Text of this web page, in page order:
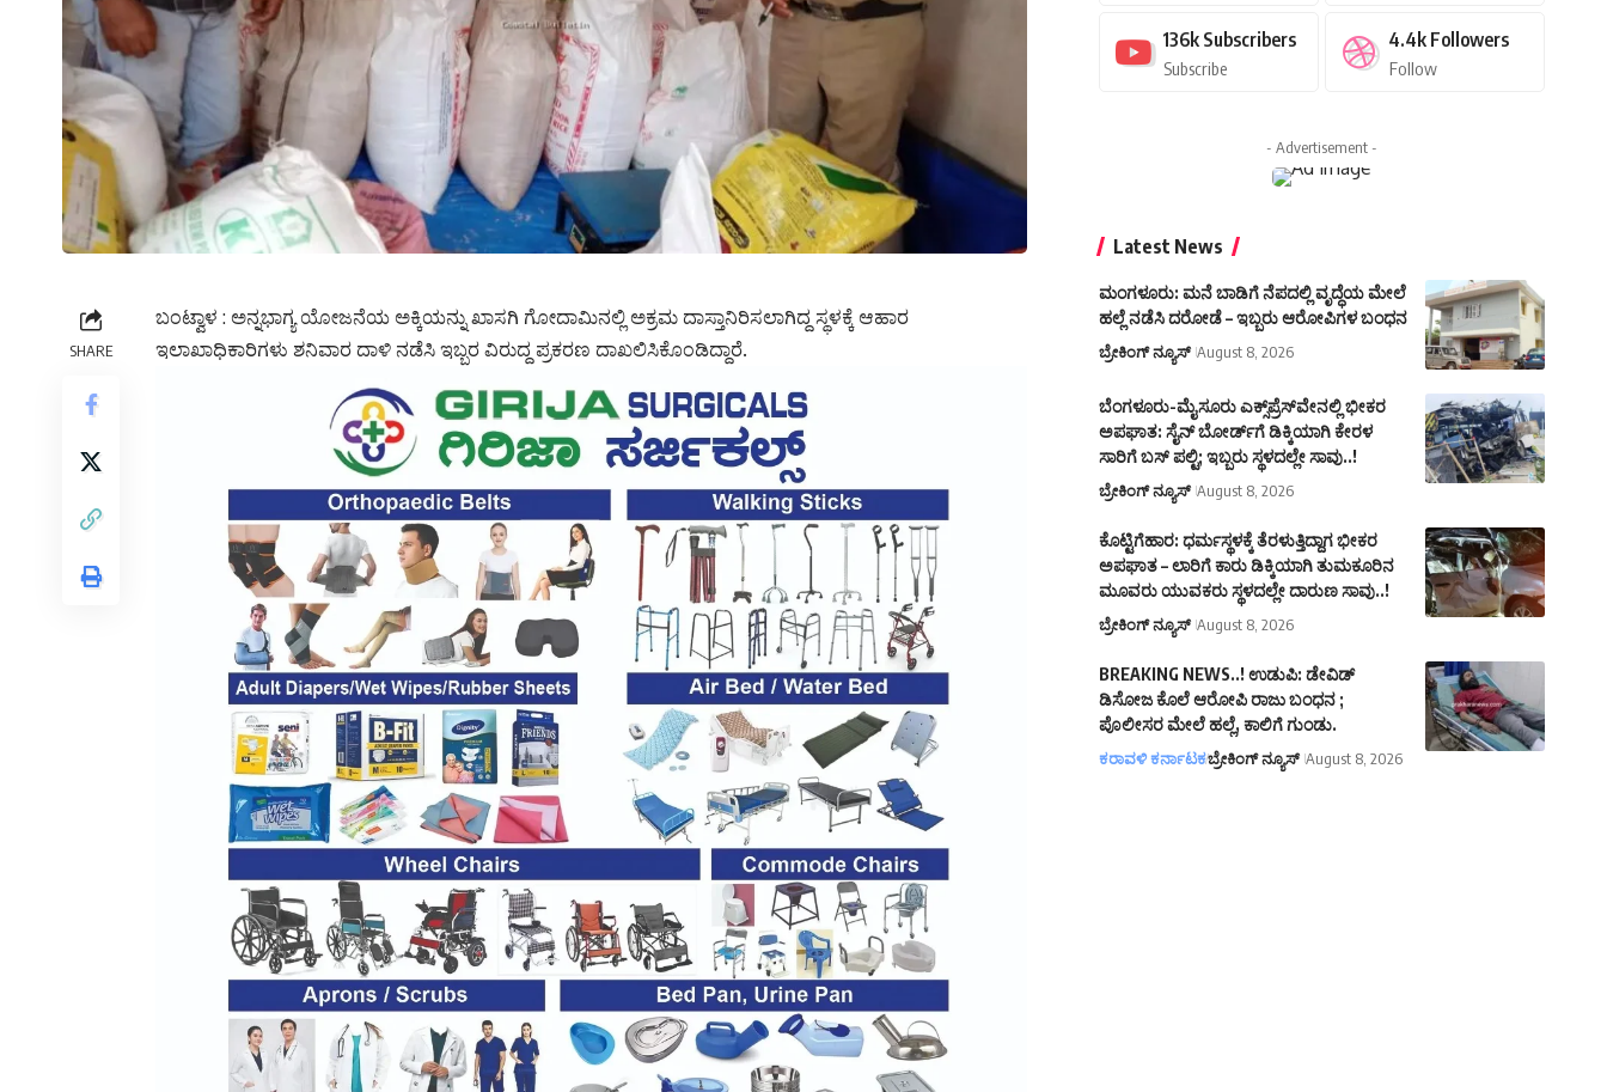
SHARE
ಬಂಟ್ವಾಳ : ಅನ್ನಭಾಗ್ಯ ಯೋಜನೆಯ ಅಕ್ಕಿಯನ್ನು ಖಾಸಗಿ ಗೋದಾಮಿನಲ್ಲಿ ಅಕ್ರಮ ದಾಸ್ತಾನಿರಿಸಲಾಗಿದ್ದ ಸ್ಥಳಕ್ಕೆ ಆಹಾರ
ಇಲಾಖಾಧಿಕಾರಿಗಳು ಶನಿವಾರ ದಾಳಿ ನಡೆಸಿ ಇಬ್ಬರ ವಿರುದ್ದ ಪ್ರಕರಣ ದಾಖಲಿಸಿಕೊಂಡಿದ್ದಾರೆ.
136k Subscribers
Subscribe
4.4k Followers
Follow
- Advertisement -
Latest News
ಮಂಗಳೂರು: ಮನೆ ಬಾಡಿಗೆ ನೆಪದಲ್ಲಿ ವೃದ್ಧೆಯ ಮೇಲೆ
ಹಲ್ಲೆ ನಡೆಸಿ ದರೋಡೆ – ಇಬ್ಬರು ಆರೋಪಿಗಳ ಬಂಧನ
ಬ್ರೇಕಿಂಗ್ ನ್ಯೂಸ್ August 8, 2026
ಬೆಂಗಳೂರು-ಮೈಸೂರು ಎಕ್ಸ್‌ಪ್ರೆಸ್‌ವೇನಲ್ಲಿ ಭೀಕರ
ಅಪಘಾತ: ಸೈನ್ ಬೋರ್ಡ್‌ಗೆ ಡಿಕ್ಕಿಯಾಗಿ ಕೇರಳ
ಸಾರಿಗೆ ಬಸ್ ಪಲ್ಟಿ; ಇಬ್ಬರು ಸ್ಥಳದಲ್ಲೇ ಸಾವು..!
ಬ್ರೇಕಿಂಗ್ ನ್ಯೂಸ್ August 8, 2026
ಕೊಟ್ಟಿಗೆಹಾರ: ಧರ್ಮಸ್ಥಳಕ್ಕೆ ತೆರಳುತ್ತಿದ್ದಾಗ ಭೀಕರ
ಅಪಘಾತ – ಲಾರಿಗೆ ಕಾರು ಡಿಕ್ಕಿಯಾಗಿ ತುಮಕೂರಿನ
ಮೂವರು ಯುವಕರು ಸ್ಥಳದಲ್ಲೇ ದಾರುಣ ಸಾವು..!
ಬ್ರೇಕಿಂಗ್ ನ್ಯೂಸ್ August 8, 2026
BREAKING NEWS..! ಉಡುಪಿ: ಡೇವಿಡ್
ಡಿಸೋಜ ಕೊಲೆ ಆರೋಪಿ ರಾಜು ಬಂಧನ ;
ಪೊಲೀಸರ ಮೇಲೆ ಹಲ್ಲೆ, ಕಾಲಿಗೆ ಗುಂಡು.
ಕರಾವಳಿ ಕರ್ನಾಟಕಬ್ರೇಕಿಂಗ್ ನ್ಯೂಸ್ August 8, 2026